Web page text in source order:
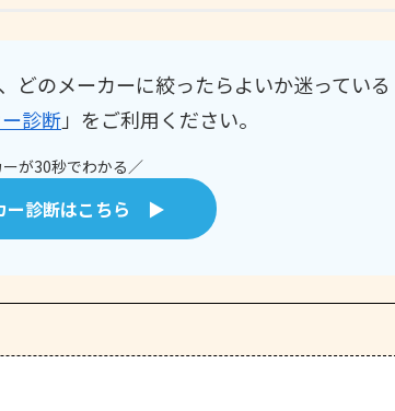
どのメーカーに絞ったらよいか迷っている
診断」をご利用ください。
が30秒でわかる／
ー診断はこちら ▶